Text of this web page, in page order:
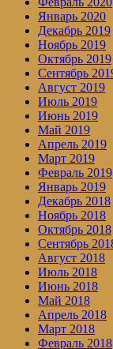
Январь 2020
Декабрь 2019
Ноябрь 2019
Октябрь 2019
Сентябрь
Август 2019
Июль 2019
Июнь 2019
Май 2019
Апрель 2019
Март 2019
Февраль 2019
Январь 2019
Декабрь 2018
Ноябрь 2018
Октябрь 2018
Сентябрь
Август 2018
Июль 2018
Июнь 2018
Май 2018
Апрель 2018
Март 2018
Февраль 2018